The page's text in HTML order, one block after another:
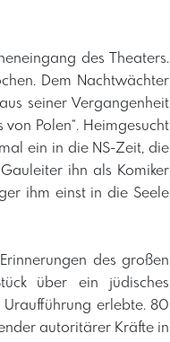
des Theaters.
Dem Nachtwächter
seiner Vergangenheit
Polen“. Heimgesucht
ein in die NS-Zeit, die
ihn als Komiker
ihm einst in die Seele
des großen
über ein jüdisches
Uraufführung erlebte. 80
autoritärer Kräfte in